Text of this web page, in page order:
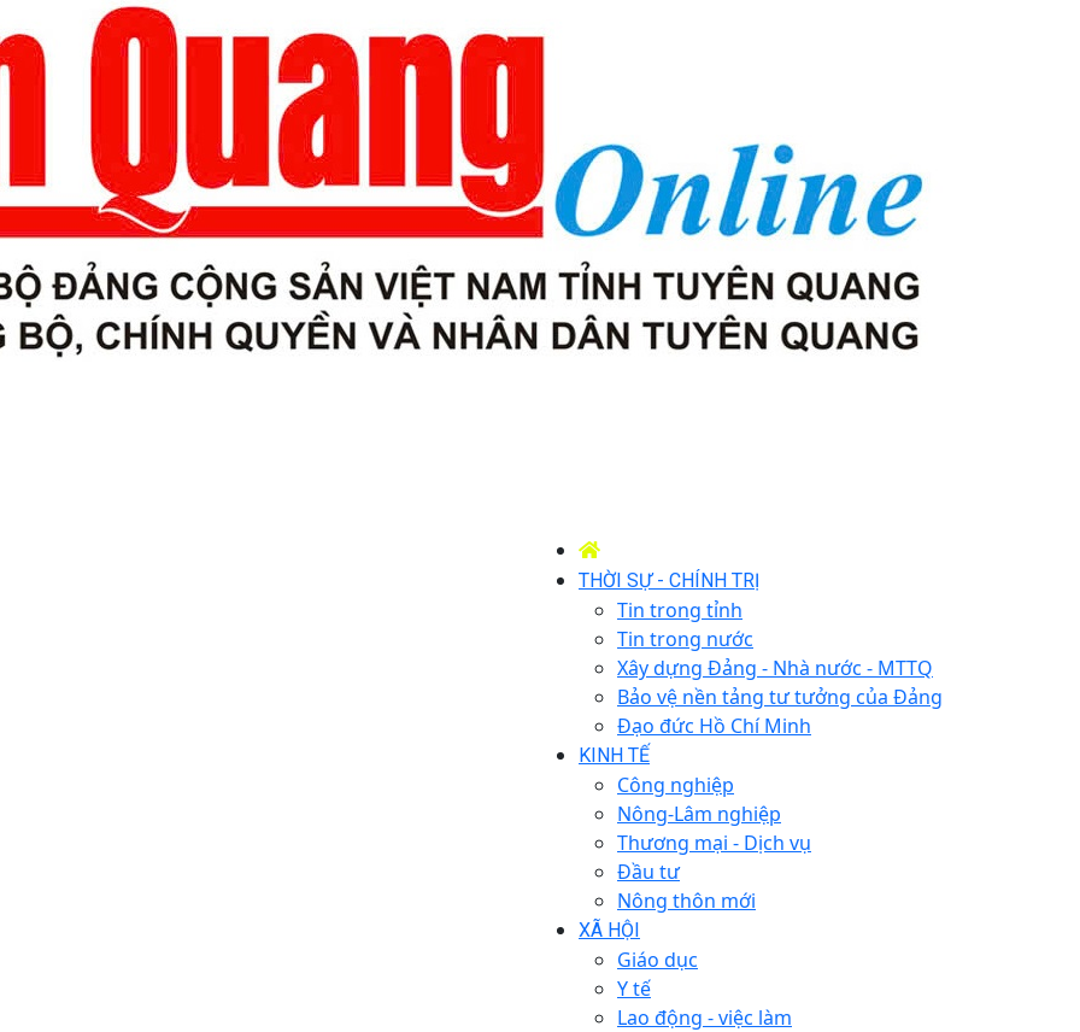
THỜI SỰ - CHÍNH TRỊ
Tin trong tỉnh
Tin trong nước
Xây dựng Đảng - Nhà nước - MTTQ
Bảo vệ nền tảng tư tưởng của Đảng
Đạo đức Hồ Chí Minh
KINH TẾ
Công nghiệp
Nông-Lâm nghiệp
Thương mại - Dịch vụ
Đầu tư
Nông thôn mới
XÃ HỘI
Giáo dục
Y tế
Lao động - việc làm